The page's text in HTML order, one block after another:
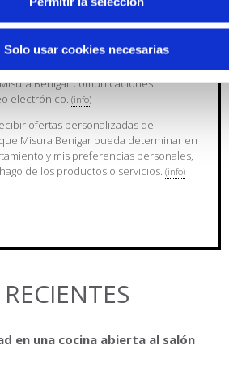
Solo usar cookies necesarias
lapolítica de privacidad
Benigar comunicaciones
electrónico. (info)
ofertas personalizadas de
Misura Benigar pueda determinar en
y mis preferencias personales,
de los productos o servicios. (info)
en una cocina abierta al salón